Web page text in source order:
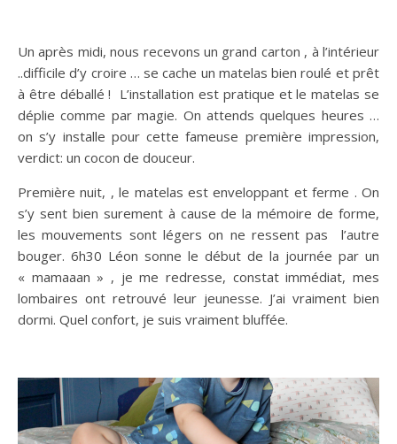
Un après midi, nous recevons un grand carton , à l’intérieur
..difficile d’y croire … se cache un matelas bien roulé et prêt
à être déballé ! L’installation est pratique et le matelas se
déplie comme par magie. On attends quelques heures …
on s’y installe pour cette fameuse première impression,
verdict: un cocon de douceur.
Première nuit, , le matelas est enveloppant et ferme . On
s’y sent bien surement à cause de la mémoire de forme,
les mouvements sont légers on ne ressent pas l’autre
bouger. 6h30 Léon sonne le début de la journée par un
« mamaaan » , je me redresse, constat immédiat, mes
lombaires ont retrouvé leur jeunesse. J’ai vraiment bien
dormi. Quel confort, je suis vraiment bluffée.